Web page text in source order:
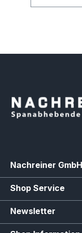
Nachreiner GmbH
Shop Service
Newsletter